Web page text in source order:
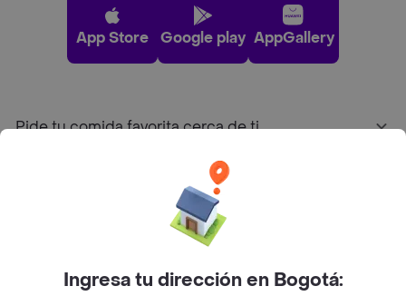
App Store Google play AppGallery
Pide tu comida favorita cerca de ti
Ingresa tu dirección en Bogotá: